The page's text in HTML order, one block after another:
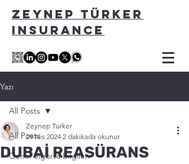
ZEYNEP TÜRKER
INSURANCE
Yazı
All Posts
Genel Sigorta Bilgileri
All Posts
DUBAİ REASÜRANS
Zeynep Turker
29 Nis 2024 2 dakikada okunur